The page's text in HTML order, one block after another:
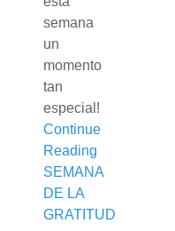
semana
un
momento
tan
especial!
Continue
Reading
SEMANA
DE LA
GRATITUD